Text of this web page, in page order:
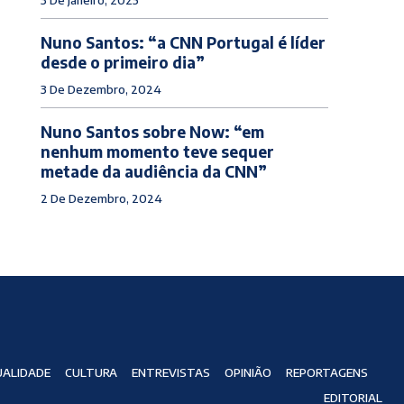
Nuno Santos: “a CNN Portugal é líder
desde o primeiro dia”
3 De Dezembro, 2024
Nuno Santos sobre Now: “em
nenhum momento teve sequer
metade da audiência da CNN”
2 De Dezembro, 2024
CULTURA ENTREVISTAS OPINIÃO
REPORTAGENS
EDITORIAL